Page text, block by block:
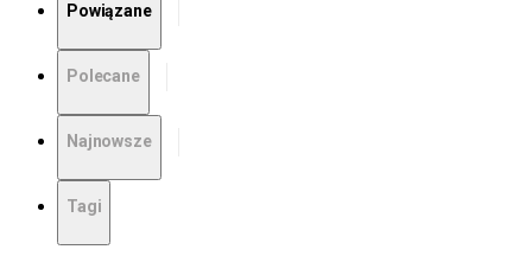
Powiązane
Polecane
Najnowsze
Tagi